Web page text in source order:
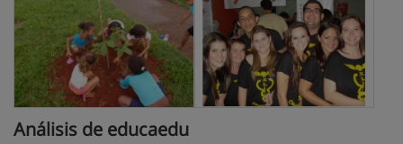
Análisis de educaedu